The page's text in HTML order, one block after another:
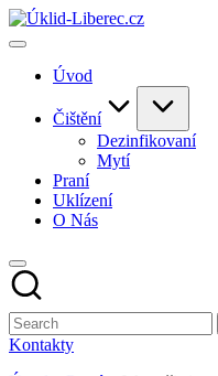
Skip
to
Úvod
Čištění
Dezinfikovaní
Mytí
Praní
Uklízení
O Nás
Kontakty